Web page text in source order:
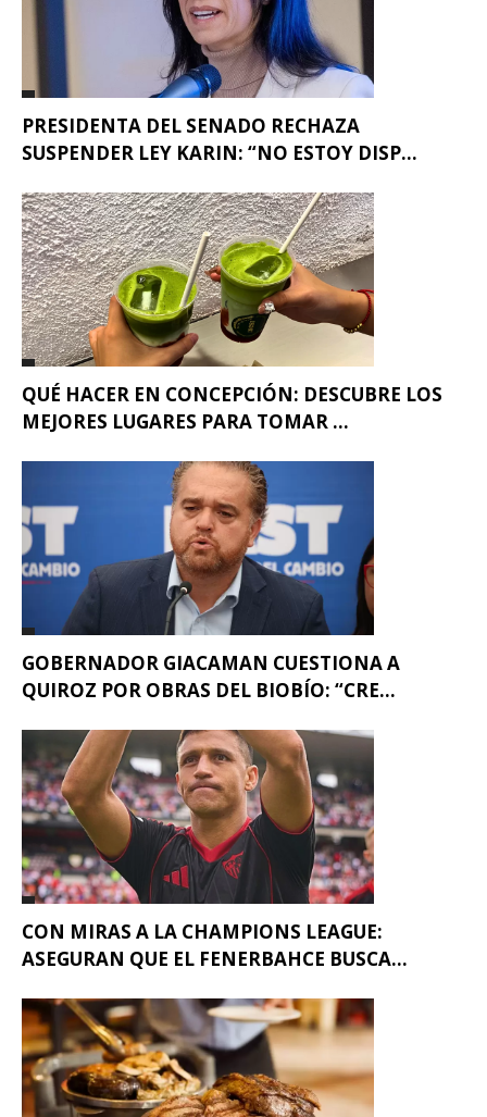
PRESIDENTA DEL SENADO RECHAZA
SUSPENDER LEY KARIN: “NO ESTOY DISP...
QUÉ HACER EN CONCEPCIÓN: DESCUBRE LOS
MEJORES LUGARES PARA TOMAR ...
GOBERNADOR GIACAMAN CUESTIONA A
QUIROZ POR OBRAS DEL BIOBÍO: “CRE...
CON MIRAS A LA CHAMPIONS LEAGUE:
ASEGURAN QUE EL FENERBAHCE BUSCA...